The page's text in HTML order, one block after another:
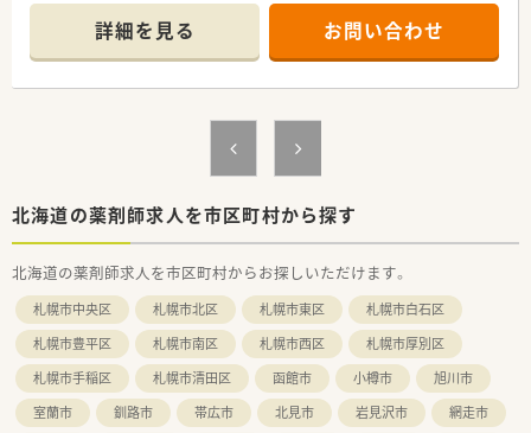
師1名と事務1名の体制で業務に集中できます。
■店舗は五稜郭の目の前に位置しており、地域に根差した医療機
関からの処方箋に応需している薬局です。
■年間休日120日以上で、近隣の複数店舗でのヘルプ体制が整備
されており有給休暇も取得しやすい環境です。
■地域加算手当が厚く設定されている北海道の店舗であり、稼ぎ
【こんな方が活躍中】
■患者さま一人ひとりにじっくりと向き合い、丁寧な服薬指導を
実践したいと考える方が活躍できます。
■将来的にマネジメント職や専門性の高いスペシャリストを目
指したいという向上心のある方が成長できる環境です。
■仕事と家庭を両立したいと考える子育て世代の薬剤師が多数
在籍しています。
詳細を見る お問い合わせ
北海道の薬剤師求人を市区町村から探す
北海道の薬剤師求人を市区町村からお探しいただけます。
札幌市中央区 札幌市北区 札幌市東区
札幌市白石区
札幌市豊平区
札幌市南区 札幌市西区
札幌市厚別区
札幌市手稲区
札幌市清田区 函館市 小樽市
旭川市
室蘭市
釧路市 帯広市 北見市 岩見沢市
網走市